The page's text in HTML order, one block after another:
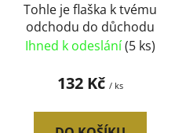
Tohle je flaška k tvému
odchodu do důchodu
Ihned k odeslání(5 ks)
132 Kč / ks